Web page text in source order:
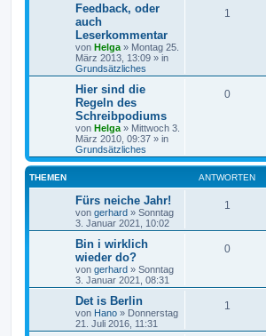
Feedback, oder
auch
Leserkommentar
von Helga » Montag 25.
März 2013, 13:09 » in
Grundsätzliches
1
Hier sind die
Regeln des
Schreibpodiums
von Helga » Mittwoch 3.
März 2010, 09:37 » in
Grundsätzliches
0
THEMEN ANTWORTEN
Fürs neiche Jahr!
von gerhard » Sonntag
3. Januar 2021, 10:02
1
Bin i wirklich
wieder do?
von gerhard » Sonntag
3. Januar 2021, 08:31
0
Det is Berlin
von Hano » Donnerstag
21. Juli 2016, 11:31
1